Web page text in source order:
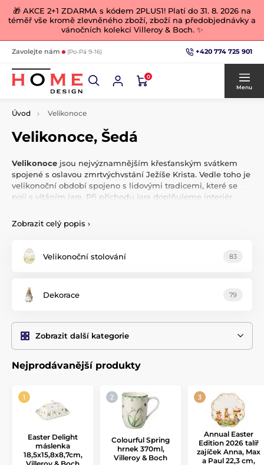
🎁 AKCE 2+1 ZDARMA s kódem 2PLUS1! Platí do 31. 8. 2026 na
téměř vše kromě zlevněného zboží, zboží na předobjednávky a
vánočních kolekcí Villeroy & Boch. ✨
Zavolejte nám (Po-Pá 9-16) +420 774 725 901
0
Menu
Úvod Velikonoce
Velikonoce, Šedá
Velikonoce jsou nejvýznamnějším křesťanským svátkem
spojené s oslavou zmrtvýchvstání Ježíše Krista. Vedle toho je
velikonoční období spojeno s lidovými tradicemi, které se
pojí s vítáním jara. Při příchodu jara doplňujeme interiér
krásnými jarními a velikonočními dekoracemi. Prožijte to
nejkrásnější jaro a léto
Zobrazit celý popis ›
Velikonoční stolování 83
Dekorace 79
Zobrazit další kategorie
Nejprodávanější produkty
Easter Delight
máslenka
18,5x15,8x8,7cm,
Colourful Spring
hrnek 370ml,
Villeroy & Boch
Annual Easter
Edition 2026 talíř
zajíček Anna, Max
a Paul 22,3 cm,